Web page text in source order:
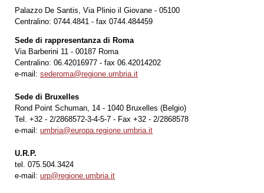
Palazzo De Santis, Via Plinio il Giovane - 05100
Centralino: 0744.4841 - fax 0744.484459
Sede di rappresentanza di Roma
Via Barberini 11 - 00187 Roma
Centralino: 06.42016977 - fax 06.42014202
e-mail: sederoma@regione.umbria.it
Sede di Bruxelles
Rond Point Schuman, 14 - 1040 Bruxelles (Belgio)
Tel. +32 - 2/2868572-3-4-5-7 - Fax +32 - 2/2868578
e-mail: umbria@europa.regione.umbria.it
U.R.P.
tel. 075.504.3424
e-mail: urp@regione.umbria.it